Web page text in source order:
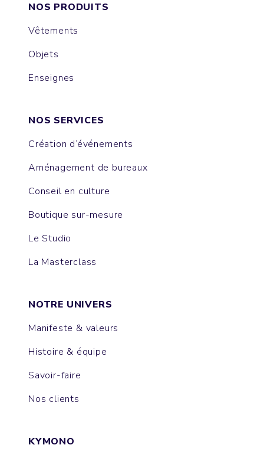
NOS PRODUITS
Vêtements
Objets
Enseignes
NOS SERVICES
Création d’événements
Aménagement de bureaux
Conseil en culture
Boutique sur-mesure
Le Studio
La Masterclass
NOTRE UNIVERS
Manifeste & valeurs
Histoire & équipe
Savoir-faire
Nos clients
KYMONO